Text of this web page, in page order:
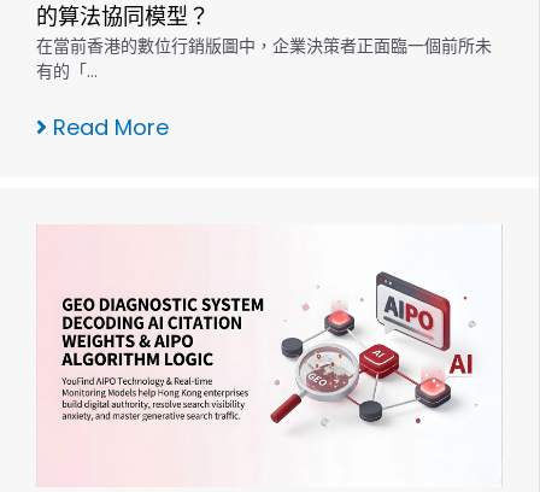
的算法協同模型？
在當前香港的數位行銷版圖中，企業決策者正面臨一個前所未
有的「…
Read More